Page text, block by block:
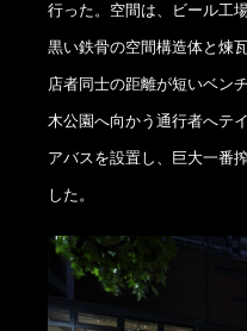
行った。空間は、ビール工
黒い鉄骨の空間構造体と煉
店者同士の距離が短いベン
木公園へ向かう通行者へテ
アバスを設置し、巨大一番
した。